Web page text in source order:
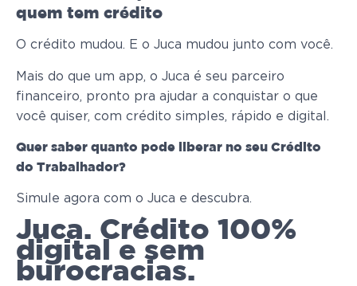
quem tem crédito
O crédito mudou. E o Juca mudou junto com você.
Mais do que um app, o Juca é seu parceiro
financeiro, pronto pra ajudar a conquistar o que
você quiser, com crédito simples, rápido e digital.
Quer saber quanto pode liberar no seu Crédito
do Trabalhador?
Simule agora com o Juca e descubra.
Juca. Crédito 100%
digital e sem
burocracias.